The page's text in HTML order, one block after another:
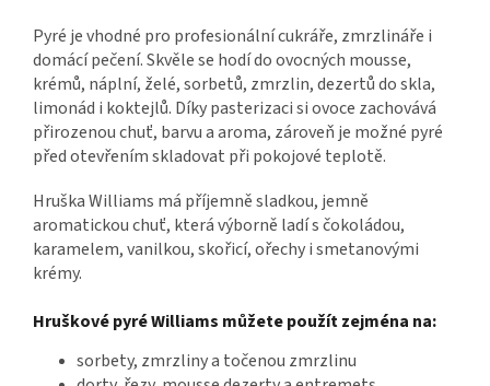
Pyré je vhodné pro profesionální cukráře, zmrzlináře i
domácí pečení. Skvěle se hodí do ovocných mousse,
krémů, náplní, želé, sorbetů, zmrzlin, dezertů do skla,
limonád i koktejlů. Díky pasterizaci si ovoce zachovává
přirozenou chuť, barvu a aroma, zároveň je možné pyré
před otevřením skladovat při pokojové teplotě.
Hruška Williams má příjemně sladkou, jemně
aromatickou chuť, která výborně ladí s čokoládou,
karamelem, vanilkou, skořicí, ořechy i smetanovými
krémy.
Hruškové pyré Williams můžete použít zejména na:
sorbety, zmrzliny a točenou zmrzlinu